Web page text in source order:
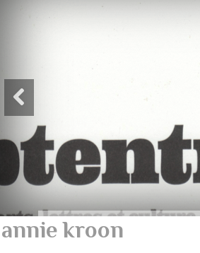
annie kroon